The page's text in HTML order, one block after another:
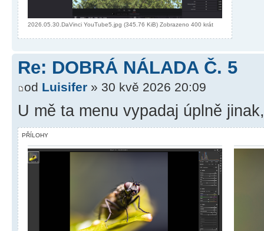
2026.05.30.DaVinci YouTube5.jpg (345.76 KiB) Zobrazeno 400 krát
Re: DOBRÁ NÁLADA Č. 5
od Luisifer » 30 kvě 2026 20:09
U mě ta menu vypadaj úplně
PŘÍLOHY